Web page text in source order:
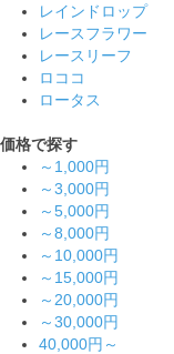
レインドロップ
レースフラワー
レースリーフ
ロココ
ロータス
価格で探す
～1,000円
～3,000円
～5,000円
～8,000円
～10,000円
～15,000円
～20,000円
～30,000円
40,000円～